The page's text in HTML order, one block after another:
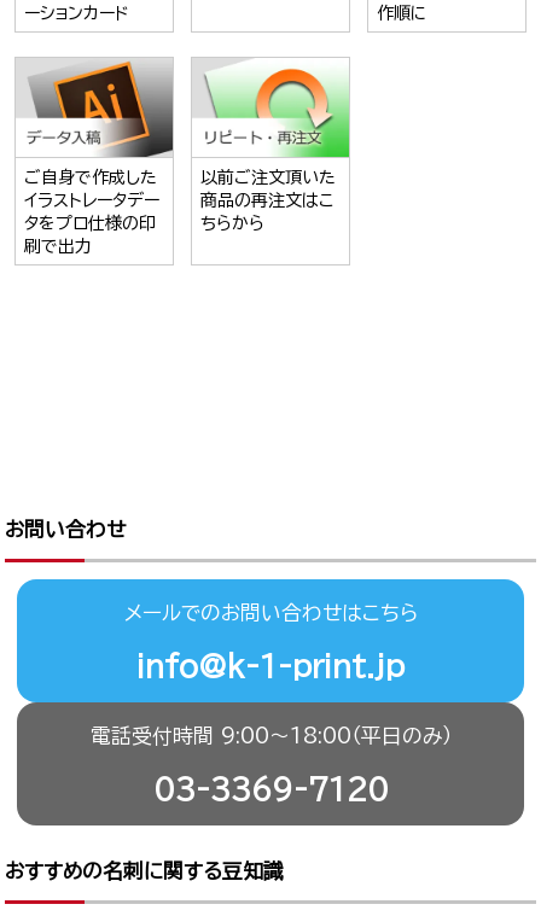
ーションカード
作順に
ご自身で作成した
イラストレータデー
タをプロ仕様の印
刷で出力
以前ご注文頂いた
商品の再注文はこ
ちらから
お問い合わせ
メールでのお問い合わせはこちら
info@k-1-print.jp
電話受付時間 9:00〜18:00（平日のみ）
03-3369-7120
おすすめの名刺に関する豆知識